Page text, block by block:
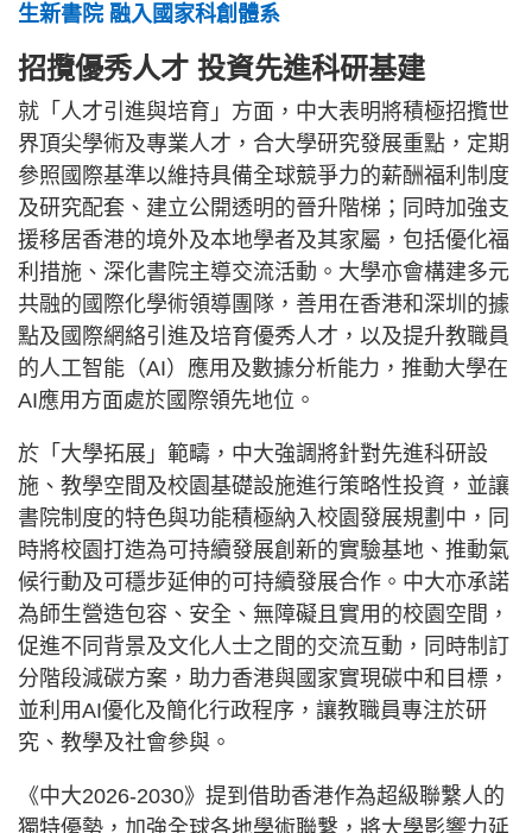
生新書院 融入國家科創體系
招攬優秀人才 投資先進科研基建
就「人才引進與培育」方面，中大表明將積極招攬世
界頂尖學術及專業人才，合大學研究發展重點，定期
參照國際基準以維持具備全球競爭力的薪酬福利制度
及研究配套、建立公開透明的晉升階梯；同時加強支
援移居香港的境外及本地學者及其家屬，包括優化福
利措施、深化書院主導交流活動。大學亦會構建多元
共融的國際化學術領導團隊，善用在香港和深圳的據
點及國際網絡引進及培育優秀人才，以及提升教職員
的人工智能（AI）應用及數據分析能力，推動大學在
AI應用方面處於國際領先地位。
於「大學拓展」範疇，中大強調將針對先進科研設
施、教學空間及校園基礎設施進行策略性投資，並讓
書院制度的特色與功能積極納入校園發展規劃中，同
時將校園打造為可持續發展創新的實驗基地、推動氣
候行動及可穩步延伸的可持續發展合作。中大亦承諾
為師生營造包容、安全、無障礙且實用的校園空間，
促進不同背景及文化人士之間的交流互動，同時制訂
分階段減碳方案，助力香港與國家實現碳中和目標，
並利用AI優化及簡化行政程序，讓教職員專注於研
究、教學及社會參與。
《中大2026-2030》提到借助香港作為超級聯繫人的
獨特優勢，加強全球各地學術聯繫，將大學影響力延